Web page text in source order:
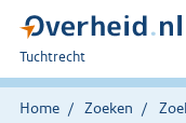
U
bent
hier:
Tuchtrecht
Home Zoeken